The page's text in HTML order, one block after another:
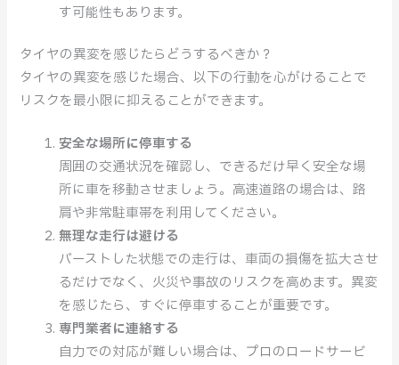
す可能性もあります。
タイヤの異変を感じたらどうするべきか？
タイヤの異変を感じた場合、以下の行動を心がけることで
リスクを最小限に抑えることができます。
安全な場所に停車する
周囲の交通状況を確認し、できるだけ早く安全な場
所に車を移動させましょう。高速道路の場合は、路
肩や非常駐車帯を利用してください。
無理な走行は避ける
バーストした状態での走行は、車両の損傷を拡大させ
るだけでなく、火災や事故のリスクを高めます。異変
を感じたら、すぐに停車することが重要です。
専門業者に連絡する
自力での対応が難しい場合は、プロのロードサービ